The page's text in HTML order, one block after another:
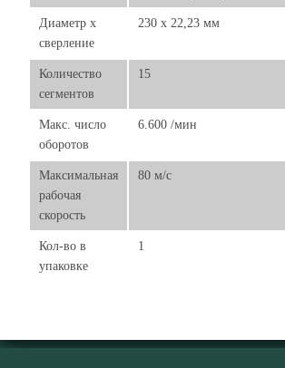
Диаметр х
сверление
230 x 22,23 мм
Количество
сегментов
15
Макс. число
оборотов
6.600 /мин
Максимальная
рабочая
скорость
80 м/с
Кол-во в
упаковке
1